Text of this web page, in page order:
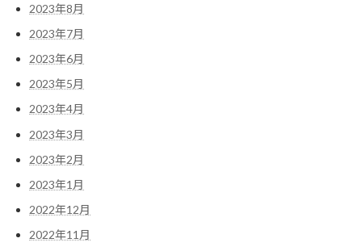
2023年8月
2023年7月
2023年6月
2023年5月
2023年4月
2023年3月
2023年2月
2023年1月
2022年12月
2022年11月